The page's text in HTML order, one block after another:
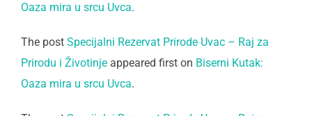
Oaza mira u srcu Uvca.
The post Specijalni Rezervat Prirode Uvac – Raj za
Prirodu i Životinje appeared first on Biserni Kutak:
Oaza mira u srcu Uvca.